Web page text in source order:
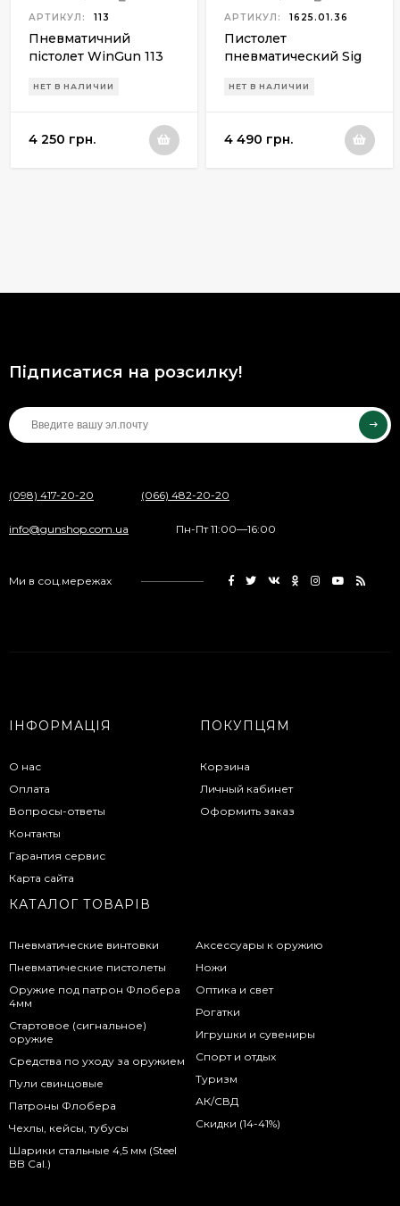
АРТИКУЛ: 113
Пневматичний
пістолет WinGun 113
НЕТ В НАЛИЧИИ
4 250 грн.
АРТИКУЛ: 1625.01.36
Пистолет
пневматический Sig
НЕТ В НАЛИЧИИ
4 490 грн.
Підписатися на розсилку!
(098) 417-20-20 (066) 482-20-20
info@gunshop.com.ua Пн-Пт 11:00—16:00
Ми в соц.мережах
ІНФОРМАЦІЯ
О нас
Оплата
Вопросы-ответы
Контакты
Гарантия сервис
Карта сайта
ПОКУПЦЯМ
Корзина
Личный кабинет
Оформить заказ
КАТАЛОГ ТОВАРІВ
Пневматические винтовки
Пневматические пистолеты
Оружие под патрон Флобера
4мм
Стартовое (сигнальное)
оружие
Средства по уходу за оружием
Пули свинцовые
Патроны Флобера
Чехлы, кейсы, тубусы
Шарики стальные 4,5 мм (Steel
BB Cal.)
Аксессуары к оружию
Ножи
Оптика и свет
Рогатки
Игрушки и сувениры
Спорт и отдых
Туризм
АК/СВД
Скидки (14-41%)